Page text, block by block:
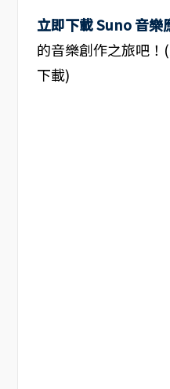
立即下載 Suno 音樂
的音樂創作之旅吧
下載)